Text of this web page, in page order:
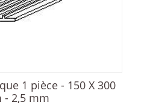
1 pièce - 150 X 300
- 2,5 mm